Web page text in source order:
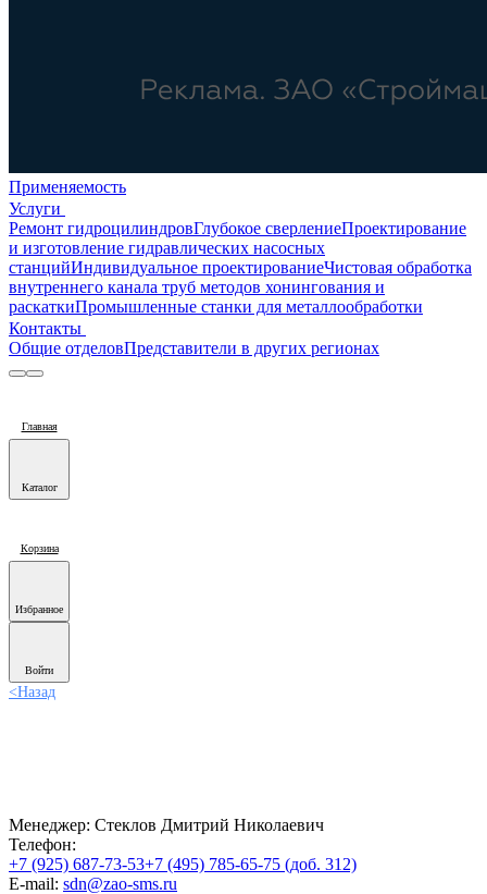
Применяемость
Услуги
Ремонт гидроцилиндровГлубокое сверлениеПроектирование
и изготовление гидравлических насосных
станцийИндивидуальное проектированиеЧистовая обработка
внутреннего канала труб методов хонингования и
раскаткиПромышленные станки для металлообработки
Контакты
Общие отделовПредставители в других регионах
Главная
Каталог
Корзина
Избранное
Войти
<Назад
Менеджер: Стеклов Дмитрий Николаевич
Телефон:
+7 (925) 687-73-53+7 (495) 785-65-75 (доб. 312)
E-mail: sdn@zao-sms.ru